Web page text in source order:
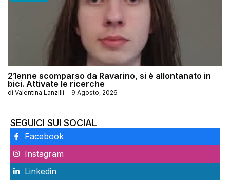
21enne scomparso da Ravarino, si è allontanato in
bici. Attivate le ricerche
di Valentina Lanzilli - 9 Agosto, 2026
SEGUICI SUI SOCIAL
Facebook
Instagram
Linkedin